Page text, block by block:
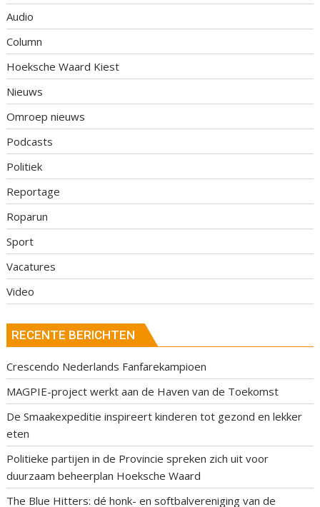
Audio
Column
Hoeksche Waard Kiest
Nieuws
Omroep nieuws
Podcasts
Politiek
Reportage
Roparun
Sport
Vacatures
Video
RECENTE BERICHTEN
Crescendo Nederlands Fanfarekampioen
MAGPIE-project werkt aan de Haven van de Toekomst
De Smaakexpeditie inspireert kinderen tot gezond en lekker
eten
Politieke partijen in de Provincie spreken zich uit voor
duurzaam beheerplan Hoeksche Waard
The Blue Hitters: dé honk- en softbalvereniging van de